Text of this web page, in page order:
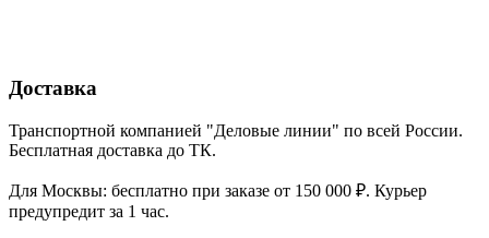
Доставка
Транспортной компанией "Деловые линии" по всей России.
Бесплатная доставка до ТК.
Для Москвы: бесплатно при заказе от 150 000 ₽. Курьер
предупредит за 1 час.